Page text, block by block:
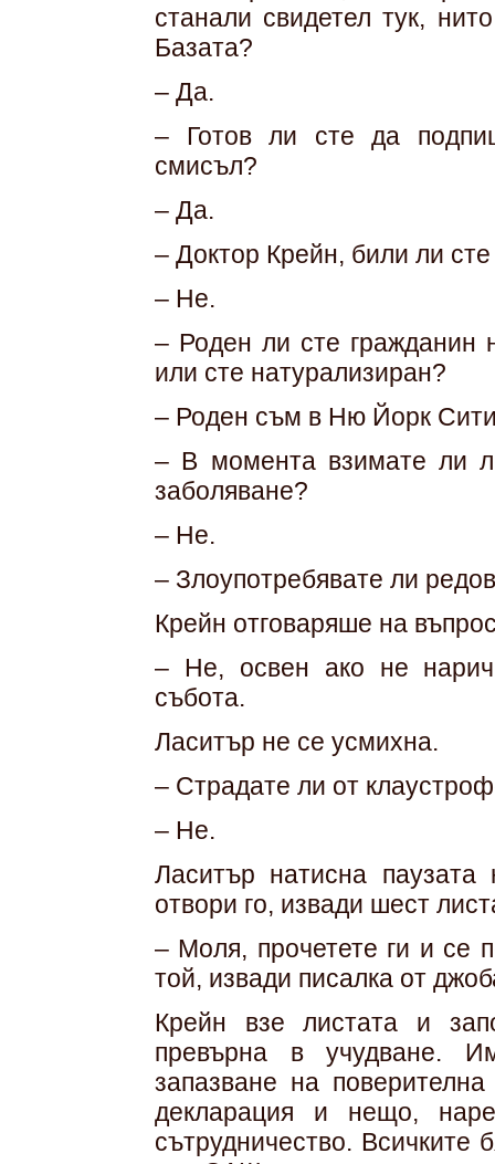
станали свидетел тук,
Базата?
– Да.
– Готов ли сте да
смисъл?
– Да.
– Доктор Крейн, били ли
– Не.
– Роден ли сте гражданин
или сте натурализиран?
– Роден съм в Ню Йорк
– В момента взимате ли
заболяване?
– Не.
– Злоупотребявате ли
Крейн отговаряше на
– Не, освен ако не
събота.
Ласитър не се усмихна.
– Страдате ли от
– Не.
Ласитър натисна
отвори го, извади шест
– Моля, прочетете ги и се
той, извади писалка от
Крейн взе листата и
превърна в учудване.
запазване на
декларация и нещо,
сътрудничество. Всичките